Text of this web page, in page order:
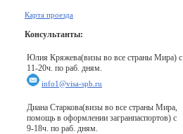
Карта проезда
Консультанты:
Юлия Кряжева(визы во все страны Мира) с
11-20ч. по раб. дням.
info1@visa-spb.ru
Диана Старкова(визы во все страны Мира,
помощь в оформлении загранпаспортов) с
9-18ч. по раб. дням.